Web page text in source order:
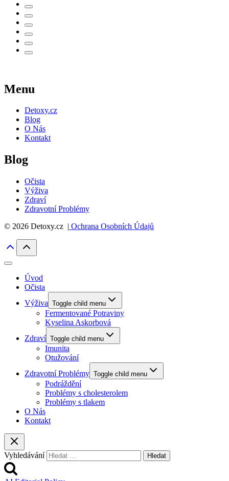
Menu
Detoxy.cz
Blog
O Nás
Kontakt
Blog
Očista
Výživa
Zdraví
Zdravotní Problémy
© 2026 Detoxy.cz | Ochrana Osobních Údajů
Úvod
Očista
Výživa Toggle child menu
Fermentované Potraviny
Kyselina Askorbová
Zdraví Toggle child menu
Imunita
Otužování
Zdravotní Problémy Toggle child menu
Podráždění
Problémy s cholesterolem
Problémy s tlakem
O Nás
Kontakt
Vyhledávání